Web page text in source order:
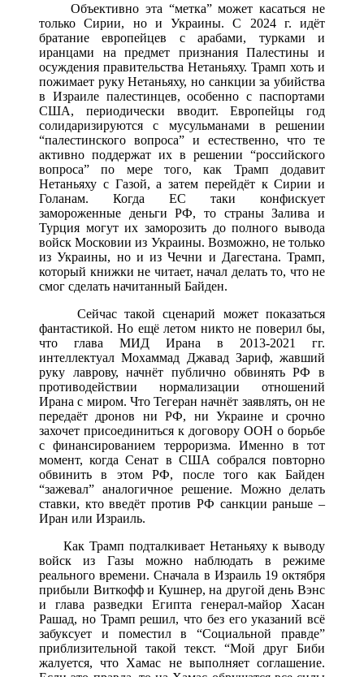
Объективно эта “метка” может касаться не
только Сирии, но и Украины. С 2024 г. идёт
братание европейцев с арабами, турками и
иранцами на предмет признания Палестины и
осуждения правительства Нетаньяху. Трамп хоть и
пожимает руку Нетаньяху, но санкции за убийства
в Израиле палестинцев, особенно с паспортами
США, периодически вводит. Европейцы год
солидаризируются с мусульманами в решении
“палестинского вопроса” и естественно, что те
активно поддержат их в решении “российского
вопроса” по мере того, как Трамп додавит
Нетаньяху с Газой, а затем перейдёт к Сирии и
Голанам. Когда ЕС таки конфискует
замороженные деньги РФ, то страны Залива и
Турция могут их заморозить до полного вывода
войск Московии из Украины. Возможно, не только
из Украины, но и из Чечни и Дагестана. Трамп,
который книжки не читает, начал делать то, что не
смог сделать начитанный Байден.
Сейчас такой сценарий может показаться
фантастикой. Но ещё летом никто не поверил бы,
что глава МИД Ирана в 2013-2021 гг.
интеллектуал Мохаммад Джавад Зариф, жавший
руку лаврову, начнёт публично обвинять РФ в
противодействии нормализации отношений
Ирана с миром. Что Тегеран начнёт заявлять, он не
передаёт дронов ни РФ, ни Украине и срочно
захочет присоединиться к договору ООН о борьбе
с финансированием терроризма. Именно в тот
момент, когда Сенат в США собрался повторно
обвинить в этом РФ, после того как Байден
“зажевал” аналогичное решение. Можно делать
ставки, кто введёт против РФ санкции раньше –
Иран или Израиль.
Как Трамп подталкивает Нетаньяху к выводу
войск из Газы можно наблюдать в режиме
реального времени. Сначала в Израиль 19 октября
прибыли Виткофф и Кушнер, на другой день Вэнс
и глава разведки Египта генерал-майор Хасан
Рашад, но Трамп решил, что без его указаний всё
забуксует и поместил в “Социальной правде”
приблизительной такой текст. “Мой друг Биби
жалуется, что Хамас не выполняет соглашение.